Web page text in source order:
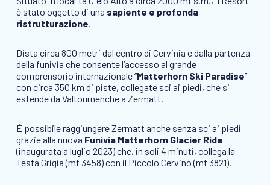
è stato oggetto di una sapiente e profonda
ristrutturazione.
Dista circa 800 metri dal centro di Cervinia e dalla partenza
della funivia che consente l’accesso al grande
comprensorio internazionale “Matterhorn Ski Paradise”
con circa 350 km di piste, collegate sci ai piedi, che si
estende da Valtournenche a Zermatt.
È possibile raggiungere Zermatt anche senza sci ai piedi
grazie alla nuova Funivia Matterhorn Glacier Ride
(inaugurata a luglio 2023) che, in soli 4 minuti, collega la
Testa Grigia (mt 3458) con il Piccolo Cervino (mt 3821).